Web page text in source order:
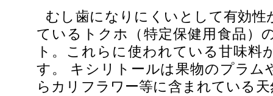
むし歯になりにくいとして有効性
ているトクホ（特定保健用食品）
ト。これらに使われている甘味料
す。 キシリトールは果物のプラム
らカリフラワー等に含まれている